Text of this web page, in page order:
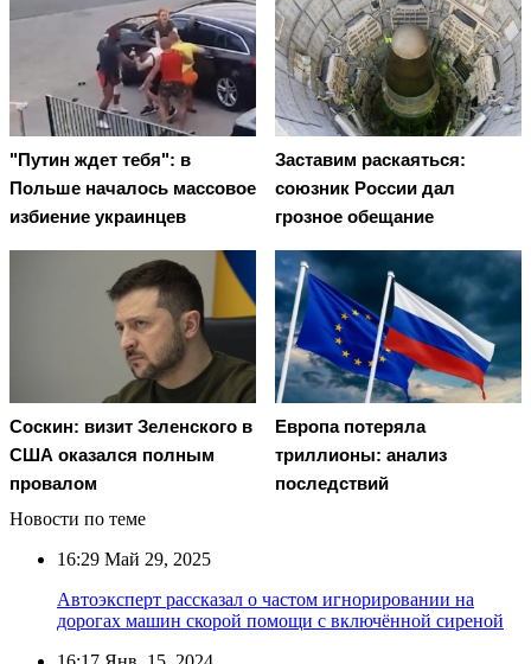
"Путин ждет тебя": в
Польше началось массовое
избиение украинцев
Заставим раскаяться:
союзник России дал
грозное обещание
Соскин: визит Зеленского в
США оказался полным
провалом
Европа потеряла
триллионы: анализ
последствий
Новости по теме
16:29 Май 29, 2025
Автоэксперт рассказал о частом игнорировании на
дорогах машин скорой помощи с включённой сиреной